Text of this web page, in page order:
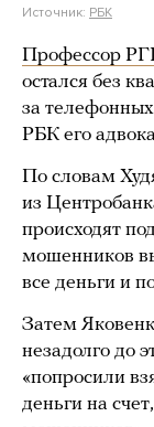
Источник: РБК
Профессор
остался без
за
РБК его
По словам
из
происходят
мошенников
все деньги и
Затем
незадолго до
«попросили
деньги на